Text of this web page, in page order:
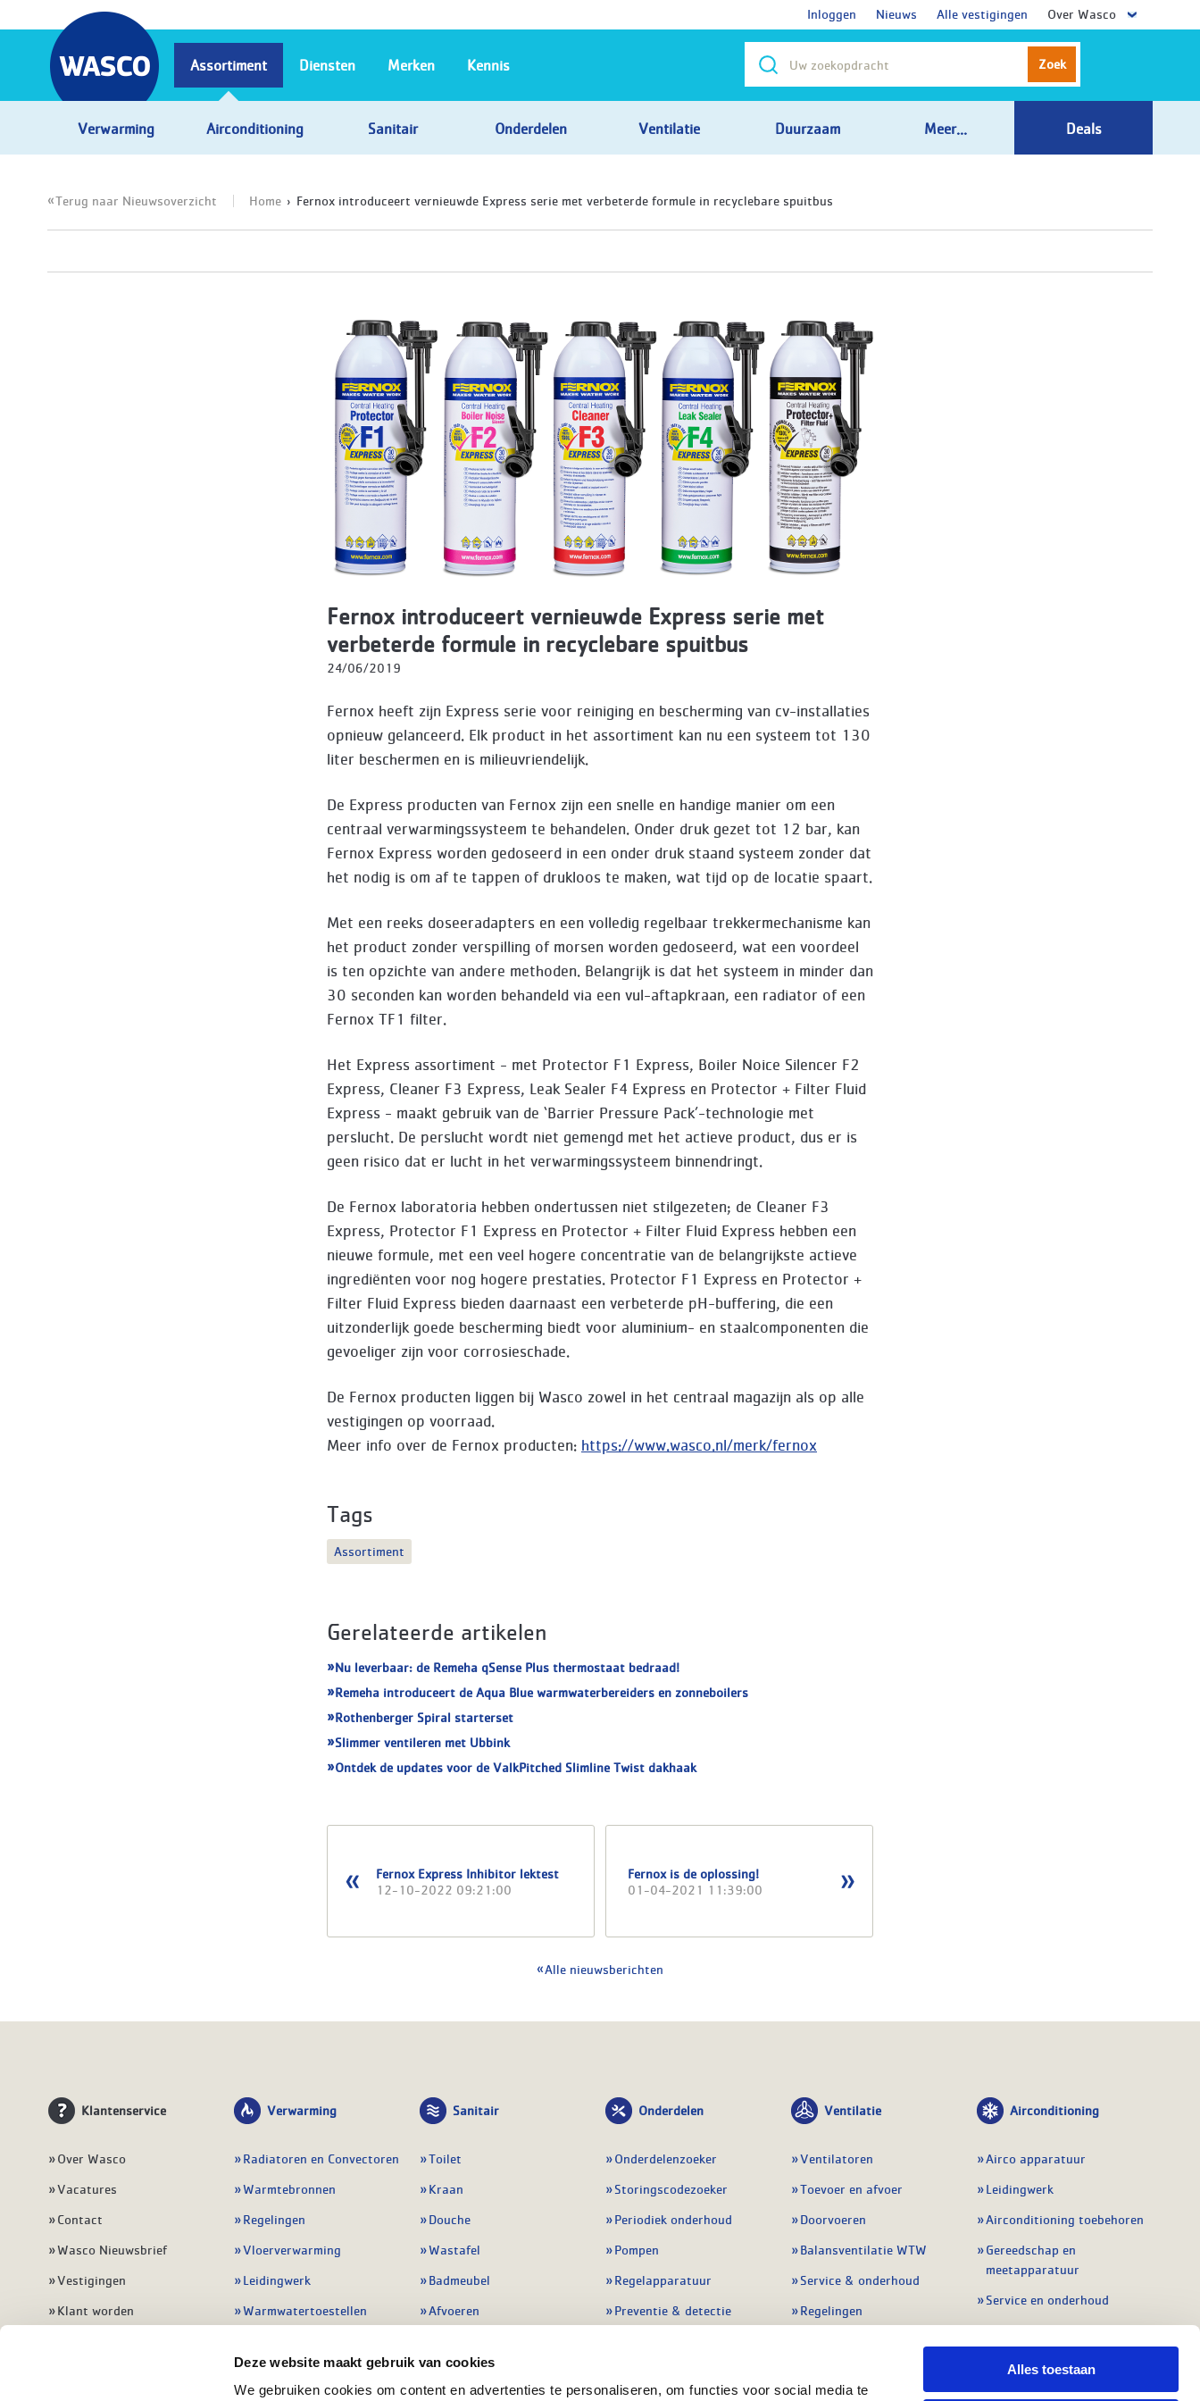
Deze website maakt gebruik van cookies
We gebruiken cookies om content en advertenties te personaliseren, om functies voor social media te
Alles toestaan
Inloggen Nieuws Alle vestigingen Over Wasco
Zoek
Assortiment
Verwarming Airconditioning Sanitair Onderdelen Ventilatie Duurzaam Meer... Deals
Diensten Merken Kennis
Terug naar Nieuwsoverzicht Home Fernox introduceert vernieuwde Express serie met verbeterde formule in recyclebare spuitbus
Fernox introduceert vernieuwde Express serie met
verbeterde formule in recyclebare spuitbus
24/06/2019
Fernox heeft zijn Express serie voor reiniging en bescherming van cv-installaties
opnieuw gelanceerd. Elk product in het assortiment kan nu een systeem tot 130
liter beschermen en is milieuvriendelijk.
De Express producten van Fernox zijn een snelle en handige manier om een
centraal verwarmingssysteem te behandelen. Onder druk gezet tot 12 bar, kan
Fernox Express worden gedoseerd in een onder druk staand systeem zonder dat
het nodig is om af te tappen of drukloos te maken, wat tijd op de locatie spaart.
Met een reeks doseeradapters en een volledig regelbaar trekkermechanisme kan
het product zonder verspilling of morsen worden gedoseerd, wat een voordeel
is ten opzichte van andere methoden. Belangrijk is dat het systeem in minder dan
30 seconden kan worden behandeld via een vul-aftapkraan, een radiator of een
Fernox TF1 filter.
Het Express assortiment - met Protector F1 Express, Boiler Noice Silencer F2
Express, Cleaner F3 Express, Leak Sealer F4 Express en Protector + Filter Fluid
Express - maakt gebruik van de ‘Barrier Pressure Pack’-technologie met
perslucht. De perslucht wordt niet gemengd met het actieve product, dus er is
geen risico dat er lucht in het verwarmingssysteem binnendringt.
De Fernox laboratoria hebben ondertussen niet stilgezeten; de Cleaner F3
Express, Protector F1 Express en Protector + Filter Fluid Express hebben een
nieuwe formule, met een veel hogere concentratie van de belangrijkste actieve
ingrediënten voor nog hogere prestaties. Protector F1 Express en Protector +
Filter Fluid Express bieden daarnaast een verbeterde pH-buffering, die een
uitzonderlijk goede bescherming biedt voor aluminium- en staalcomponenten die
gevoeliger zijn voor corrosieschade.
De Fernox producten liggen bij Wasco zowel in het centraal magazijn als op alle
vestigingen op voorraad.
Meer info over de Fernox producten: https://www.wasco.nl/merk/fernox
Tags
Assortiment
Gerelateerde artikelen
Nu leverbaar: de Remeha qSense Plus thermostaat bedraad!
Remeha introduceert de Aqua Blue warmwaterbereiders en zonneboilers
Rothenberger Spiral starterset
Slimmer ventileren met Ubbink
Ontdek de updates voor de ValkPitched Slimline Twist dakhaak
Fernox Express Inhibitor lektest
12-10-2022 09:21:00
Fernox is de oplossing!
01-04-2021 11:39:00
Alle nieuwsberichten
Klantenservice
Over Wasco
Vacatures
Contact
Wasco Nieuwsbrief
Vestigingen
Klant worden
Verwarming
Radiatoren en Convectoren
Warmtebronnen
Regelingen
Vloerverwarming
Leidingwerk
Warmwatertoestellen
Sanitair
Toilet
Kraan
Douche
Wastafel
Badmeubel
Afvoeren
Onderdelen
Onderdelenzoeker
Storingscodezoeker
Periodiek onderhoud
Pompen
Regelapparatuur
Preventie & detectie
Ventilatie
Ventilatoren
Toevoer en afvoer
Doorvoeren
Balansventilatie WTW
Service & onderhoud
Regelingen
Airconditioning
Airco apparatuur
Leidingwerk
Airconditioning toebehoren
Gereedschap en
meetapparatuur
Service en onderhoud
Regelapparatuur